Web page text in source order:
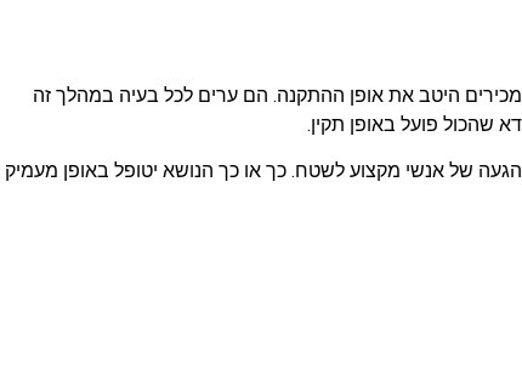
היטב את אופן ההתקנה. הם ערים לכל בעיה במהלך זה
שהכול פועל באופן תקין.
הגעה של אנשי מקצוע לשטח. כך או כך הנושא יטופל באופן מעמיק